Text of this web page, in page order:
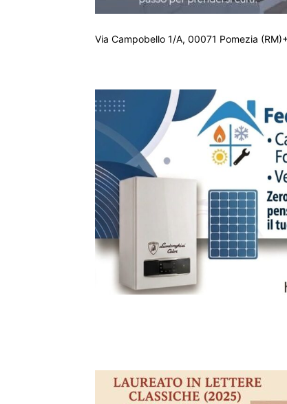
Via Campobello 1/A, 00071 Pomezia